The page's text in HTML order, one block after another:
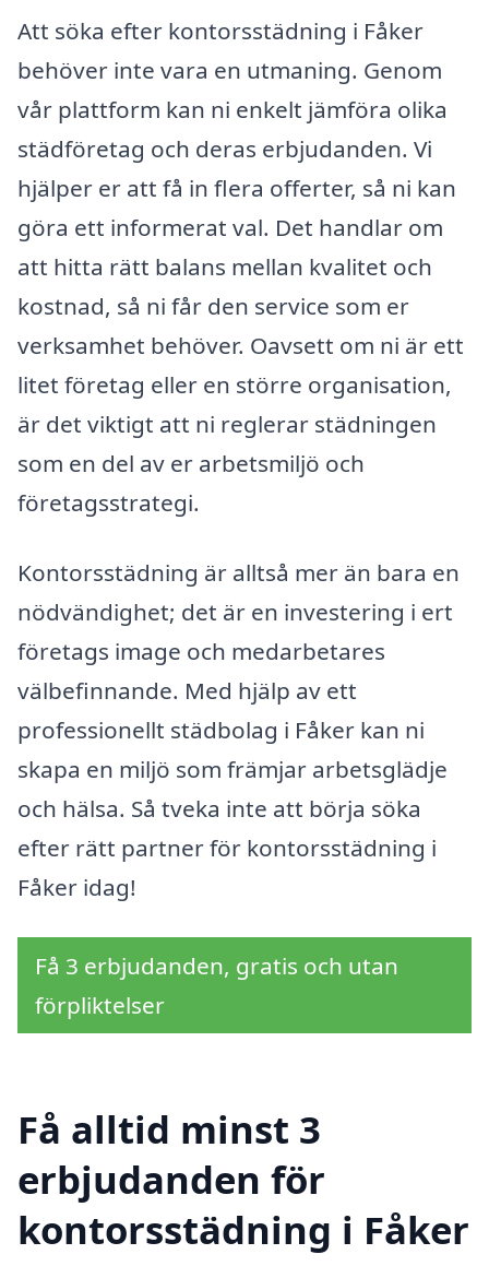
Att söka efter kontorsstädning i Fåker
behöver inte vara en utmaning. Genom
vår plattform kan ni enkelt jämföra olika
städföretag och deras erbjudanden. Vi
hjälper er att få in flera offerter, så ni kan
göra ett informerat val. Det handlar om
att hitta rätt balans mellan kvalitet och
kostnad, så ni får den service som er
verksamhet behöver. Oavsett om ni är ett
litet företag eller en större organisation,
är det viktigt att ni reglerar städningen
som en del av er arbetsmiljö och
företagsstrategi.
Kontorsstädning är alltså mer än bara en
nödvändighet; det är en investering i ert
företags image och medarbetares
välbefinnande. Med hjälp av ett
professionellt städbolag i Fåker kan ni
skapa en miljö som främjar arbetsglädje
och hälsa. Så tveka inte att börja söka
efter rätt partner för kontorsstädning i
Fåker idag!
Få 3 erbjudanden, gratis och utan
förpliktelser
Få alltid minst 3
erbjudanden för
kontorsstädning i Fåker